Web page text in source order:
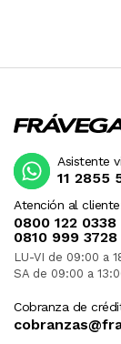
Atención al
0800 122 0338
0810 999 3728
LU-VI de 09:00 a
SA de 09:00 a
Cobranza de
Asistente
11 2855